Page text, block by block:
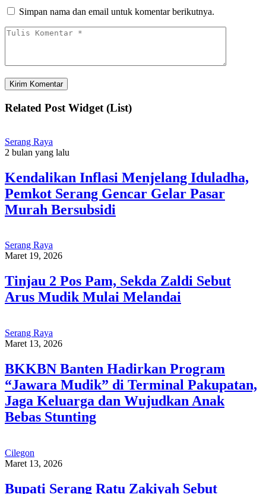
Simpan nama dan email untuk komentar berikutnya.
Related Post Widget (List)
Serang Raya
2 bulan yang lalu
Kendalikan Inflasi Menjelang Iduladha,
Pemkot Serang Gencar Gelar Pasar
Murah Bersubsidi
Serang Raya
Maret 19, 2026
Tinjau 2 Pos Pam, Sekda Zaldi Sebut
Arus Mudik Mulai Melandai
Serang Raya
Maret 13, 2026
BKKBN Banten Hadirkan Program
“Jawara Mudik” di Terminal Pakupatan,
Jaga Keluarga dan Wujudkan Anak
Bebas Stunting
Cilegon
Maret 13, 2026
Bupati Serang Ratu Zakiyah Sebut